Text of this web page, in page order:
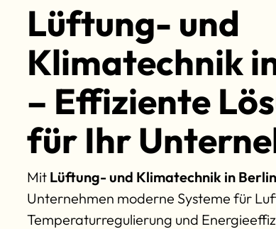
Lüftung- und
Klimatechnik
– Effiziente
für Ihr
Mit Lüftung- und Klimatechnik in Berlin
Unternehmen moderne Systeme für
Temperaturregulierung und